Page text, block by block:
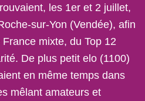
les 1er et 2 juillet,
sur-Yon (Vendée), afin
mixte, du Top 12
De plus petit elo (1100)
en même temps dans
mêlant amateurs et